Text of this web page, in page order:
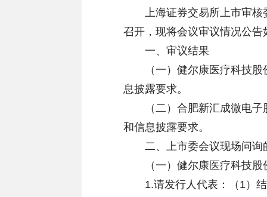
上海证券交易所上市审核
召开，现将会议审议情况公告
一、审议结果
（一）健尔康医疗科技股
息披露要求。
（二）合肥新汇成微电子
和信息披露要求。
二、上市委会议现场问询
（一）健尔康医疗科技股
1.请发行人代表：（1）结